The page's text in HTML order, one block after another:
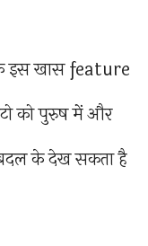
इस खास feature
को पुरुष में और
के देख सकता है